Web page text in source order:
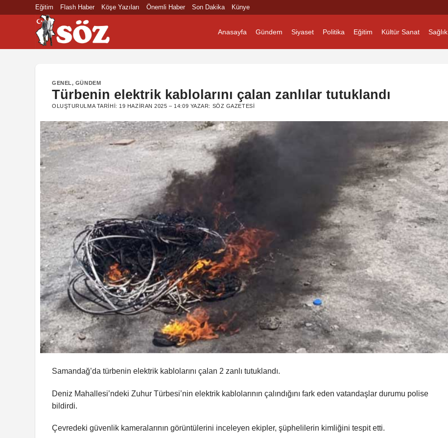
Eğitim Flash Haber Köşe Yazıları Önemli Haber Son Dakika Künye
Anasayfa Gündem Siyaset Politika Eğitim Kültür Sanat Sağlık
GENEL, GÜNDEM
Türbenin elektrik kablolarını çalan zanlılar tutuklandı
OLUŞTURULMA TARIHI: 19 HAZIRAN 2025 – 14:09 YAZAR: SÖZ GAZETESI
Samandağ’da türbenin elektrik kablolarını çalan 2 zanlı tutuklandı.
Deniz Mahallesi’ndeki Zuhur Türbesi’nin elektrik kablolarının çalındığını fark eden vatandaşlar durumu polise
bildirdi.
Çevredeki güvenlik kameralarının görüntülerini inceleyen ekipler, şüphelilerin kimliğini tespit etti.